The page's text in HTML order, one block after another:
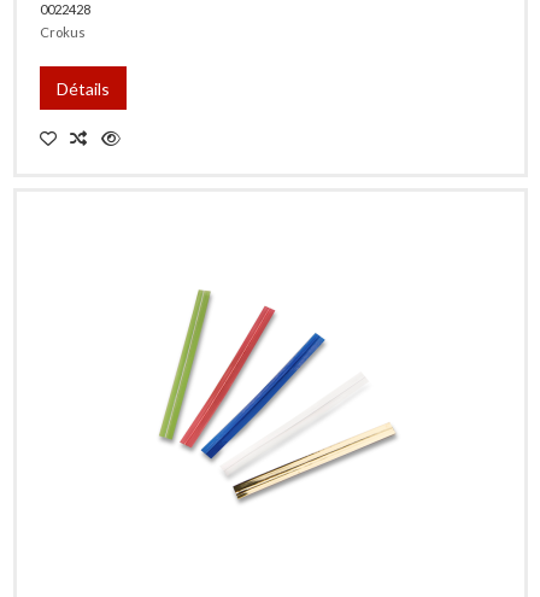
0022428
Crokus
Détails